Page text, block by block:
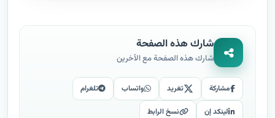
شارك هذه الصفحة
شارك هذه الصفحة مع الآخرين
مشاركة تغريد واتساب تلغرام
لينكد إن نسخ الرابط